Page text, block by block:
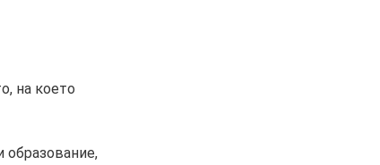
на което
образование,